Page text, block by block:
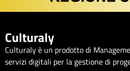
Culturaly
Culturaly è un prodotto di
servizi digitali per la gestione di